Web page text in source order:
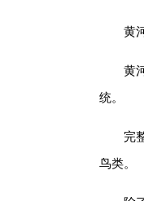
黄
黄
统。
完
鸟类。